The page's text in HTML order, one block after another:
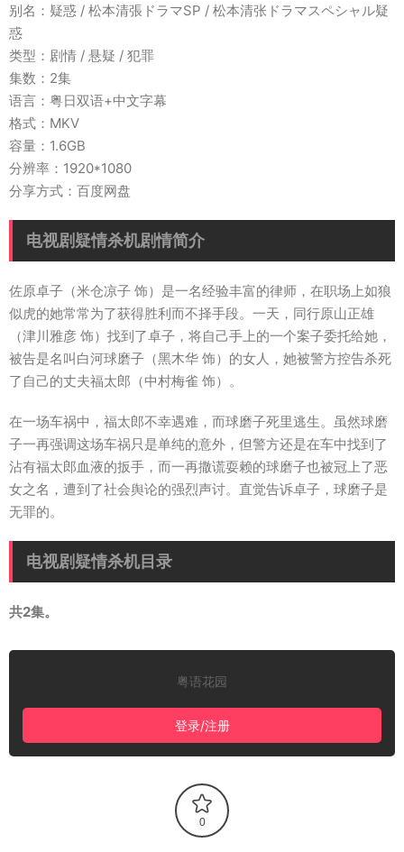
别名：疑惑 / 松本清張ドラマSP / 松本清张ドラマスペシャル疑
惑
类型：剧情 / 悬疑 / 犯罪
集数：2集
语言：粤日双语+中文字幕
格式：MKV
容量：1.6GB
分辨率：1920*1080
分享方式：百度网盘
电视剧疑情杀机剧情简介
佐原卓子（米仓凉子 饰）是一名经验丰富的律师，在职场上如狼
似虎的她常常为了获得胜利而不择手段。一天，同行原山正雄
（津川雅彦 饰）找到了卓子，将自己手上的一个案子委托给她，
被告是名叫白河球磨子（黑木华 饰）的女人，她被警方控告杀死
了自己的丈夫福太郎（中村梅雀 饰）。
在一场车祸中，福太郎不幸遇难，而球磨子死里逃生。虽然球磨
子一再强调这场车祸只是单纯的意外，但警方还是在车中找到了
沾有福太郎血液的扳手，而一再撒谎耍赖的球磨子也被冠上了恶
女之名，遭到了社会舆论的强烈声讨。直觉告诉卓子，球磨子是
无罪的。
电视剧疑情杀机目录
共2集。
粤语花园
登录/注册
0